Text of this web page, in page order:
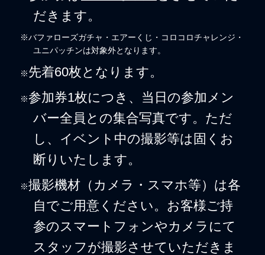
だきます。
※バファローズガチャ・エアーくじ・コロコロチャレンジ・
ユニパッチンは対象外となります。
※先着60枚となります。
※参加券1枚につき、当日の参加メン
バー全員との集合写真です。ただ
し、イベント中の撮影等は固くお
断りいたします。
※撮影機材（カメラ・スマホ等）は各
自でご用意ください。お客様ご持
参のスマートフォンやカメラにて
スタッフが撮影させていただきま